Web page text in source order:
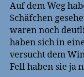
Auf dem Weg
Schäfchen
waren noch
haben sich in
versucht dem
Fell haben sie ja